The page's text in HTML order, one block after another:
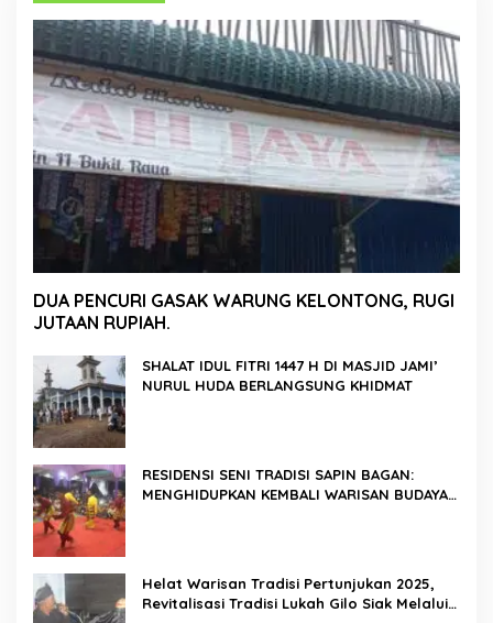
DUA PENCURI GASAK WARUNG KELONTONG, RUGI
JUTAAN RUPIAH.
SHALAT IDUL FITRI 1447 H DI MASJID JAMI’
NURUL HUDA BERLANGSUNG KHIDMAT
RESIDENSI SENI TRADISI SAPIN BAGAN:
MENGHIDUPKAN KEMBALI WARISAN BUDAYA
Helat Warisan Tradisi Pertunjukan 2025,
Revitalisasi Tradisi Lukah Gilo Siak Melalui